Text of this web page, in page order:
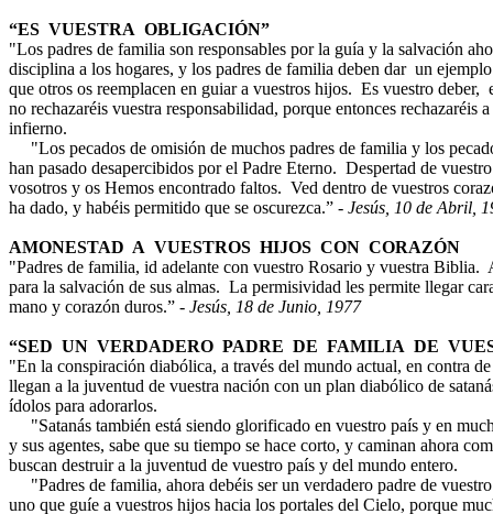
“ES VUESTRA OBLIGACIÓN”
"Los padres de familia son responsables por la guía y la salvación
disciplina a los hogares, y los padres de familia deben dar un
que otros os reemplacen en guiar a vuestros hijos. Es vuestro
no rechazaréis vuestra responsabilidad, porque entonces
infierno.
"Los pecados de omisión de muchos padres de familia y los
han pasado desapercibidos por el Padre Eterno. Despertad de
vosotros y os Hemos encontrado faltos. Ved dentro de vuestros
ha dado, y habéis permitido que se oscurezca.” - Jesús, 10 de Abril,
AMONESTAD A VUESTROS HIJOS CON CORAZÓN
"Padres de familia, id adelante con vuestro Rosario y vuestra
para la salvación de sus almas. La permisividad les permite llegar
mano y corazón duros.” - Jesús, 18 de Junio, 1977
“SED UN VERDADERO PADRE DE FAMILIA DE
"En la conspiración diabólica, a través del mundo actual, en contra
llegan a la juventud de vuestra nación con un plan diabólico de
ídolos para adorarlos.
"Satanás también está siendo glorificado en vuestro país y en
y sus agentes, sabe que su tiempo se hace corto, y caminan ahora
buscan destruir a la juventud de vuestro país y del mundo entero.
"Padres de familia, ahora debéis ser un verdadero padre de
uno que guíe a vuestros hijos hacia los portales del Cielo, porque